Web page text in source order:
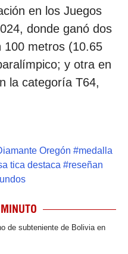
en los Juegos
donde ganó dos
100 metros (10.65
y otra en
la categoría T64,
Oregón #medalla
tica destaca #reseñan
de subteniente de Bolivia en